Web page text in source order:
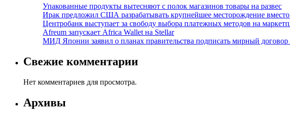
Упакованные продукты вытесняют с полок магазинов товары на развес
Ирак предложил США разрабатывать крупнейшее месторождение
Центробанк выступает за свободу выбора платежных методов на
Afreum запускает Africa Wallet на Stellar
МИД Японии заявил о планах правительства подписать мирный
Свежие комментарии
Нет комментариев для просмотра.
Архивы